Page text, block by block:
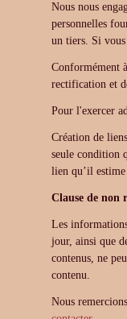
Nous nous
personnelles
un tiers. Si
Conformément
rectification et
Pour l'exercer
Création de
seule condition
lien qu’il
Clause de non
Les
jour, ainsi que
contenus, ne
contenu.
Nous